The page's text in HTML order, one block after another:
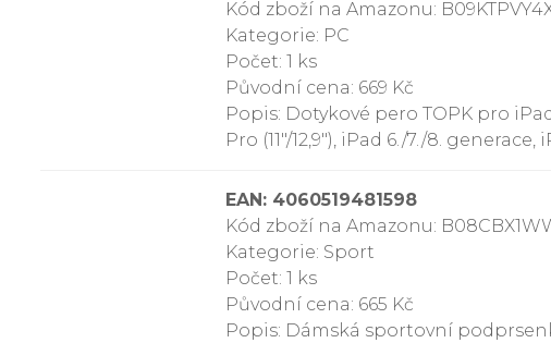
Kód zboží na Amazonu:
Kategorie: PC
Počet: 1 ks
Původní cena: 669 Kč
Popis: Dotykové pero TOPK pro
Pro (11″/12,9″), iPad 6./7./8.
EAN: 4060519481598
Kód zboží na Amazonu:
Kategorie: Sport
Počet: 1 ks
Původní cena: 665 Kč
Popis: Dámská sportovní